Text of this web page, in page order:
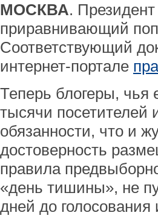
МОСКВА.
приравнивающий
Соответствующий
интернет-портале
Теперь блогеры, чья
тысячи посетителей
обязанности, что и
достоверность
правила
«день тишины», не
дней до